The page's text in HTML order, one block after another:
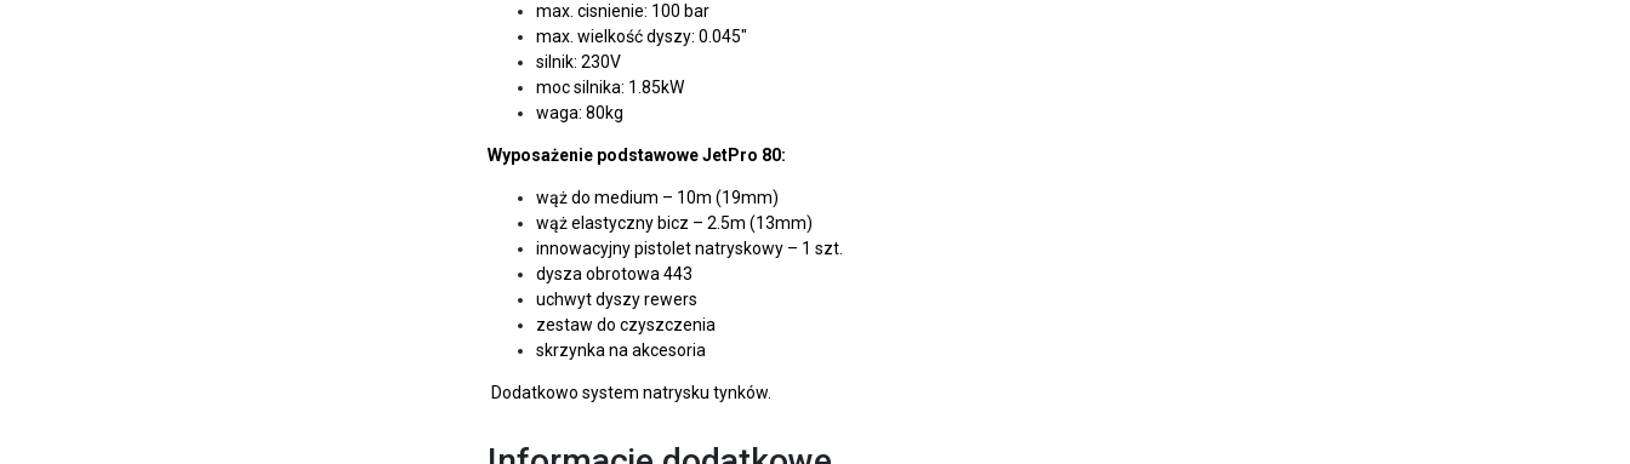
max. cisnienie: 100 bar
max. wielkość dyszy: 0.045″
silnik: 230V
moc silnika: 1.85kW
waga: 80kg
Wyposażenie podstawoweJetPro 80:
wąż do medium – 10m (19mm)
wąż elastyczny bicz – 2.5m (13mm)
innowacyjny pistolet natryskowy – 1 szt.
dysza obrotowa 443
uchwyt dyszy rewers
zestaw do czyszczenia
skrzynka na akcesoria
Dodatkowo system natrysku tynków.